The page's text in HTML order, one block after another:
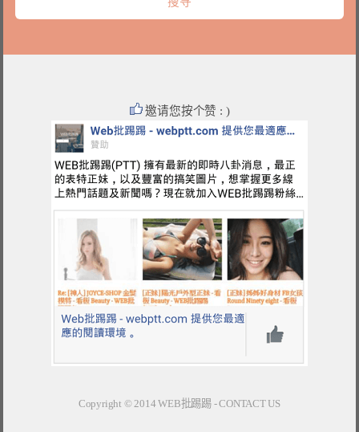
邀请您按个赞 : )
Copyright © 2014WEB批踢踢-CONTACT US